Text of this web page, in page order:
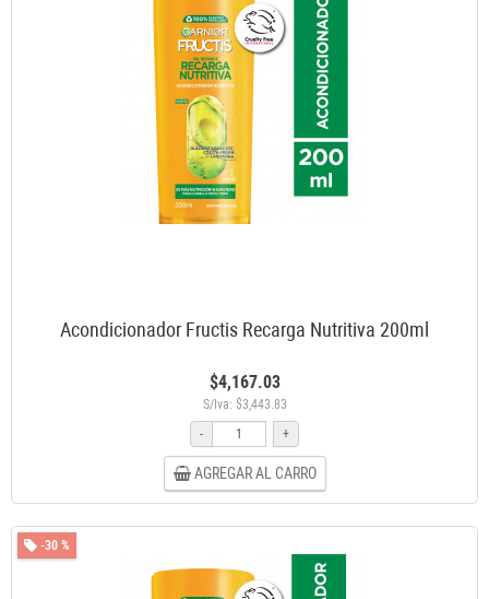
Acondicionador Fructis Recarga Nutritiva 200ml
$4,167.03
S/Iva: $3,443.83
-
+
AGREGAR AL CARRO
-30 %